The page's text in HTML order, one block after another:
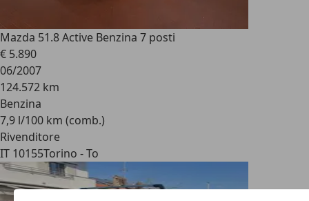
Mazda 51.8 Active Benzina 7 posti
€ 5.890
06/2007
124.572 km
Benzina
7,9 l/100 km (comb.)
Rivenditore
IT 10155Torino - To